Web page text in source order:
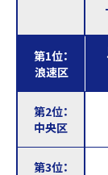
第1位：
浪速区
第2位：
中央区
第3位：